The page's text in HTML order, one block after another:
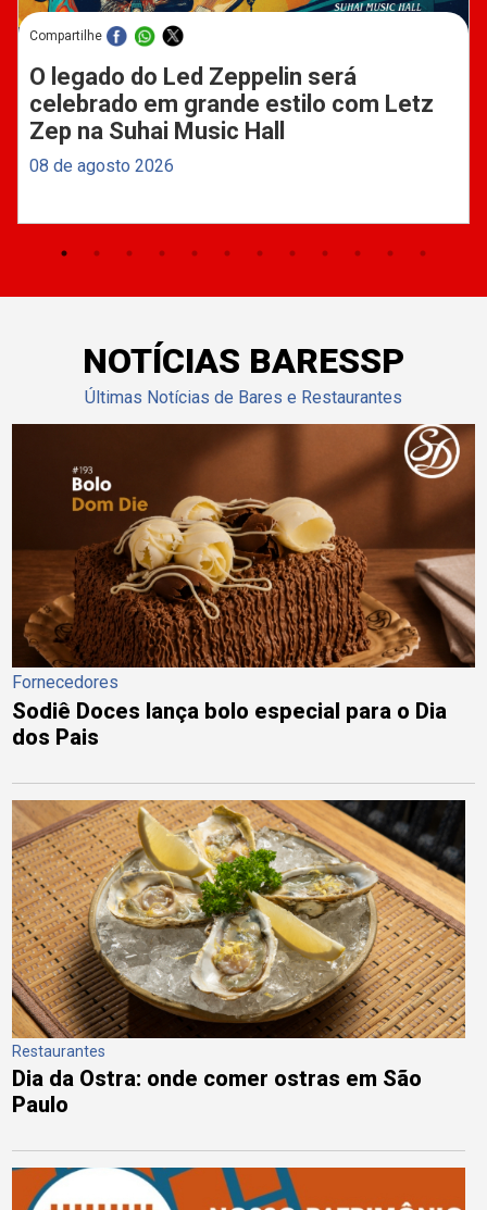
Compartilhe
O legado do Led Zeppelin será
celebrado em grande estilo com Letz
Zep na Suhai Music Hall
08 de agosto 2026
NOTÍCIAS BARESSP
Últimas Notícias de Bares e Restaurantes
Fornecedores
Sodiê Doces lança bolo especial para o Dia
dos Pais
Restaurantes
Dia da Ostra: onde comer ostras em São
Paulo